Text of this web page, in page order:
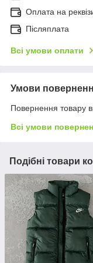
Оплата на
Післяплата
Всі умови оплати
Умови
Повернення товару
Всі умови
Подібні товари